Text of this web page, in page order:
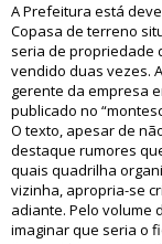
A Prefeitura está
Copasa de terreno
seria de propriedade
vendido duas vezes.
gerente da empresa
publicado no
O texto, apesar de
destaque rumores
quais quadrilha
vizinha, apropria-se
adiante. Pelo volume
imaginar que seria o